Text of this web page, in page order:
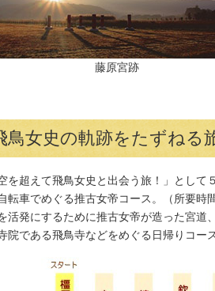
藤原宮跡
鳥女史の軌跡をたずねる
空を超えて飛鳥女史と出会う旅！」とし
転車でめぐる推古女帝コース。（所要時
活発にするために推古女帝が造った宮道
院である飛鳥寺などをめぐる日帰りコー